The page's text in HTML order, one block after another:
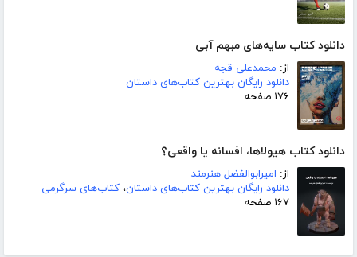
دانلود کتاب سایه‌های مبهم آبی
از: محمدعلی قجه
دانلود رایگان بهترین کتاب‌های داستان
۱۷۶ صفحه
دانلود کتاب هیولاها، افسانه یا واقعی؟
از: امیرابوالفضل هنرمند
دانلود رایگان بهترین کتاب‌های داستان، کتاب‌های سرگرمی
۱۶۷ صفحه